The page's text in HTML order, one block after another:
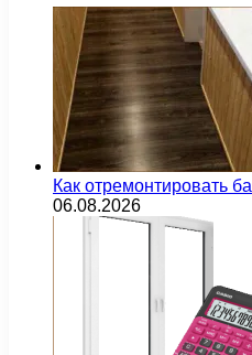
Как отремонтировать
06.08.2026